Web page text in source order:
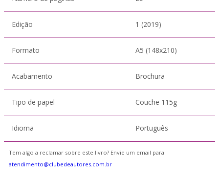
Edição 1 (2019)
Formato A5 (148x210)
Acabamento Brochura
Tipo de papel Couche 115g
Idioma Português
Tem algo a reclamar sobre este livro? Envie um email para
atendimento@clubedeautores.com.br